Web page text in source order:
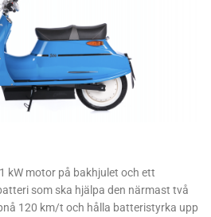
kW motor på bakhjulet och ett
som ska hjälpa den närmast två
120 km/t och hålla batteristyrka upp